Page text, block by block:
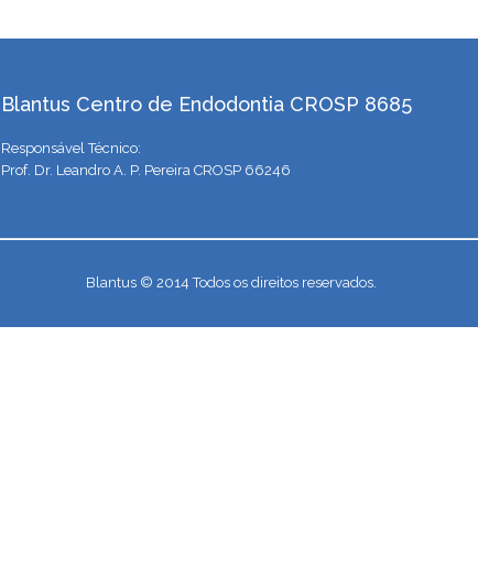
Blantus Centro de Endodontia CROSP 8685
Responsável Técnico:
Prof. Dr. Leandro A. P. Pereira CROSP 66246
Blantus © 2014 Todos os direitos reservados.